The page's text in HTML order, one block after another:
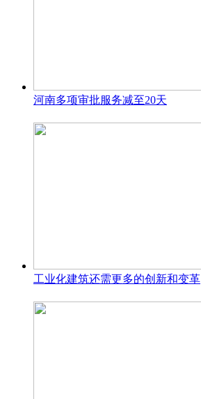
河南多项审批服务减至20天
工业化建筑还需更多的创新和变革